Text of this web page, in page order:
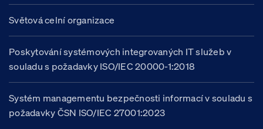
Světová celní organizace
Poskytování systémových integrovaných IT služeb v
souladu s požadavky ISO/IEC 20000-1:2018
Systém managementu bezpečnosti informací v souladu s
požadavky ČSN ISO/IEC 27001:2023